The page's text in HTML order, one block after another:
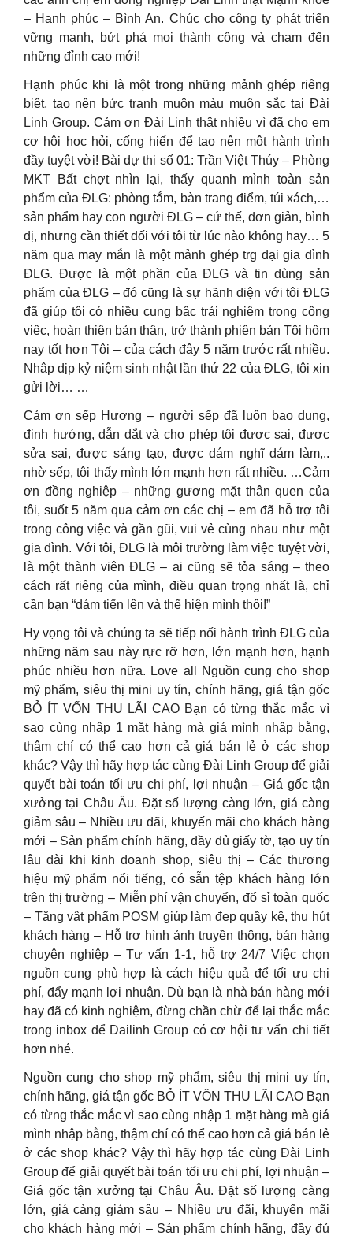
– Hạnh phúc – Bình An. Chúc cho công ty phát triển
vững mạnh, bứt phá mọi thành công và chạm đến
những đỉnh cao mới!
Hạnh phúc khi là một trong những mảnh ghép riêng
biệt, tạo nên bức tranh muôn màu muôn sắc tại Đài
Linh Group. Cảm ơn Đài Linh thật nhiều vì đã cho em
cơ hội học hỏi, cống hiến để tạo nên một hành trình
đầy tuyệt vời! Bài dự thi số 01: Trần Việt Thúy – Phòng
MKT Bất chợt nhìn lại, thấy quanh mình toàn sản
phẩm của ĐLG: phòng tắm, bàn trang điểm, túi xách,…
sản phẩm hay con người ĐLG – cứ thế, đơn giản, bình
dị, nhưng cần thiết đối với tôi từ lúc nào không hay… 5
năm qua may mắn là một mảnh ghép trg đại gia đình
ĐLG. Được là một phần của ĐLG và tin dùng sản
phẩm của ĐLG – đó cũng là sự hãnh diện với tôi ĐLG
đã giúp tôi có nhiều cung bậc trải nghiệm trong công
việc, hoàn thiện bản thân, trở thành phiên bản Tôi hôm
nay tốt hơn Tôi – của cách đây 5 năm trước rất nhiều.
Nhâp dịp kỷ niệm sinh nhật lần thứ 22 của ĐLG, tôi xin
gửi lời… …
Cảm ơn sếp Hương – người sếp đã luôn bao dung,
định hướng, dẫn dắt và cho phép tôi được sai, được
sửa sai, được sáng tạo, được dám nghĩ dám làm,..
nhờ sếp, tôi thấy mình lớn mạnh hơn rất nhiều. …Cảm
ơn đồng nghiệp – những gương mặt thân quen của
tôi, suốt 5 năm qua cảm ơn các chị – em đã hỗ trợ tôi
trong công việc và gần gũi, vui vẻ cùng nhau như một
gia đình. Với tôi, ĐLG là môi trường làm việc tuyệt vời,
là một thành viên ĐLG – ai cũng sẽ tỏa sáng – theo
cách rất riêng của mình, điều quan trọng nhất là, chỉ
cần bạn “dám tiến lên và thể hiện mình thôi!”
Hy vọng tôi và chúng ta sẽ tiếp nối hành trình ĐLG của
những năm sau này rực rỡ hơn, lớn mạnh hơn, hạnh
phúc nhiều hơn nữa. Love all Nguồn cung cho shop
mỹ phẩm, siêu thị mini uy tín, chính hãng, giá tận gốc
BỎ ÍT VỐN THU LÃI CAO Bạn có từng thắc mắc vì
sao cùng nhập 1 mặt hàng mà giá mình nhập bằng,
thậm chí có thể cao hơn cả giá bán lẻ ở các shop
khác? Vậy thì hãy hợp tác cùng Đài Linh Group để giải
quyết bài toán tối ưu chi phí, lợi nhuận – Giá gốc tận
xưởng tại Châu Âu. Đặt số lượng càng lớn, giá càng
giảm sâu – Nhiều ưu đãi, khuyến mãi cho khách hàng
mới – Sản phẩm chính hãng, đầy đủ giấy tờ, tạo uy tín
lâu dài khi kinh doanh shop, siêu thị – Các thương
hiệu mỹ phẩm nổi tiếng, có sẵn tệp khách hàng lớn
trên thị trường – Miễn phí vận chuyển, đổ sỉ toàn quốc
– Tặng vật phẩm POSM giúp làm đẹp quầy kệ, thu hút
khách hàng – Hỗ trợ hình ảnh truyền thông, bán hàng
chuyên nghiệp – Tư vấn 1-1, hỗ trợ 24/7 Việc chọn
nguồn cung phù hợp là cách hiệu quả để tối ưu chi
phí, đẩy mạnh lợi nhuận. Dù bạn là nhà bán hàng mới
hay đã có kinh nghiệm, đừng chần chừ để lại thắc mắc
trong inbox để Dailinh Group có cơ hội tư vấn chi tiết
hơn nhé.
Nguồn cung cho shop mỹ phẩm, siêu thị mini uy tín,
chính hãng, giá tận gốc BỎ ÍT VỐN THU LÃI CAO Bạn
có từng thắc mắc vì sao cùng nhập 1 mặt hàng mà giá
mình nhập bằng, thậm chí có thể cao hơn cả giá bán lẻ
ở các shop khác? Vậy thì hãy hợp tác cùng Đài Linh
Group để giải quyết bài toán tối ưu chi phí, lợi nhuận –
Giá gốc tận xưởng tại Châu Âu. Đặt số lượng càng
lớn, giá càng giảm sâu – Nhiều ưu đãi, khuyến mãi
cho khách hàng mới – Sản phẩm chính hãng, đầy đủ